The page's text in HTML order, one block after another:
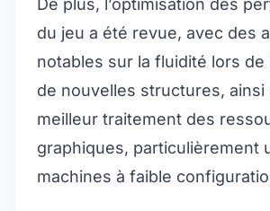
De plus, l’optimisation des
du jeu a été revue, avec des
notables sur la fluidité lors de
de nouvelles structures, ainsi
meilleur traitement des
graphiques, particulièrement
machines à faible